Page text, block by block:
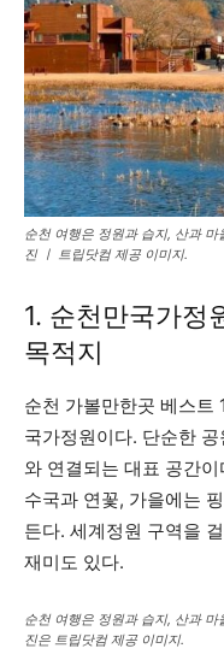
순천 여행은 정원과 습지, 산과
진 ㅣ 트립닷컴 제공 이미지.
1. 순천만국가정
목적지
순천 가볼만한곳 베스트
국가정원이다. 단순한
와 연결되는 대표 공간
수국과 연꽃, 가을에는
든다. 세계정원 구역을
재미도 있다.
순천 여행은 정원과 습지, 산과
진은 트립닷컴 제공 이미지.